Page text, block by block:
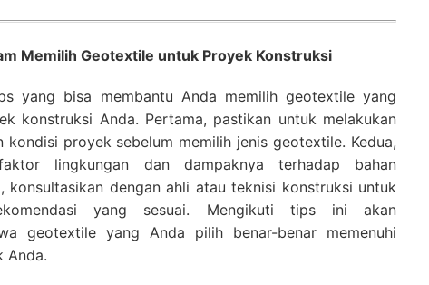
Memilih Geotextile untuk Proyek Konstruksi
yang bisa membantu Anda memilih geotextile yang
konstruksi Anda. Pertama, pastikan untuk melakukan
kondisi proyek sebelum memilih jenis geotextile. Kedua,
lingkungan dan dampaknya terhadap bahan
konsultasikan dengan ahli atau teknisi konstruksi untuk
yang sesuai. Mengikuti tips ini akan
geotextile yang Anda pilih benar-benar memenuhi
Anda.